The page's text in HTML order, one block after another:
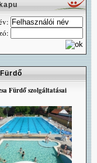
Fürdő szolgáltatásai